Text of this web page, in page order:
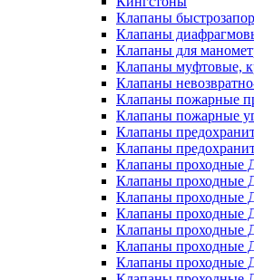
Клапаны
Клапаны
Клапаны для
Клапаны муфтовые,
Клапаны
Клапаны пожарные
Клапаны пожарные
Клапаны
Клапаны
Клапаны проходные
Клапаны проходные
Клапаны проходные
Клапаны проходные
Клапаны проходные
Клапаны проходные
Клапаны проходные